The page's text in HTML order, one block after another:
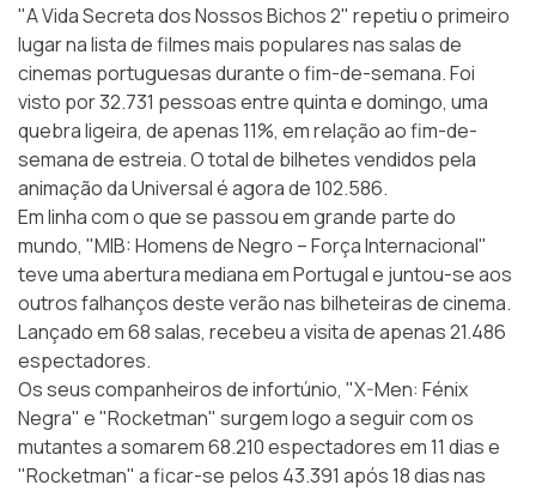
"A Vida Secreta dos Nossos Bichos 2" repetiu o primeiro
lugar na lista de filmes mais populares nas salas de
cinemas portuguesas durante o fim-de-semana. Foi
visto por 32.731 pessoas entre quinta e domingo, uma
quebra ligeira, de apenas 11%, em relação ao fim-de-
semana de estreia. O total de bilhetes vendidos pela
animação da Universal é agora de 102.586.
Em linha com o que se passou em grande parte do
mundo, "MIB: Homens de Negro – Força Internacional"
teve uma abertura mediana em Portugal e juntou-se aos
outros falhanços deste verão nas bilheteiras de cinema.
Lançado em 68 salas, recebeu a visita de apenas 21.486
espectadores.
Os seus companheiros de infortúnio, "X-Men: Fénix
Negra" e "Rocketman" surgem logo a seguir com os
mutantes a somarem 68.210 espectadores em 11 dias e
"Rocketman" a ficar-se pelos 43.391 após 18 dias nas